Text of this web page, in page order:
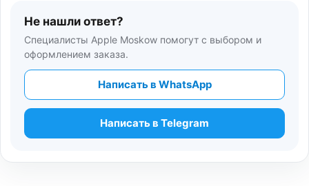
Не нашли ответ?
Специалисты Apple Moskow помогут с выбором и
оформлением заказа.
Написать в WhatsApp
Написать в Telegram